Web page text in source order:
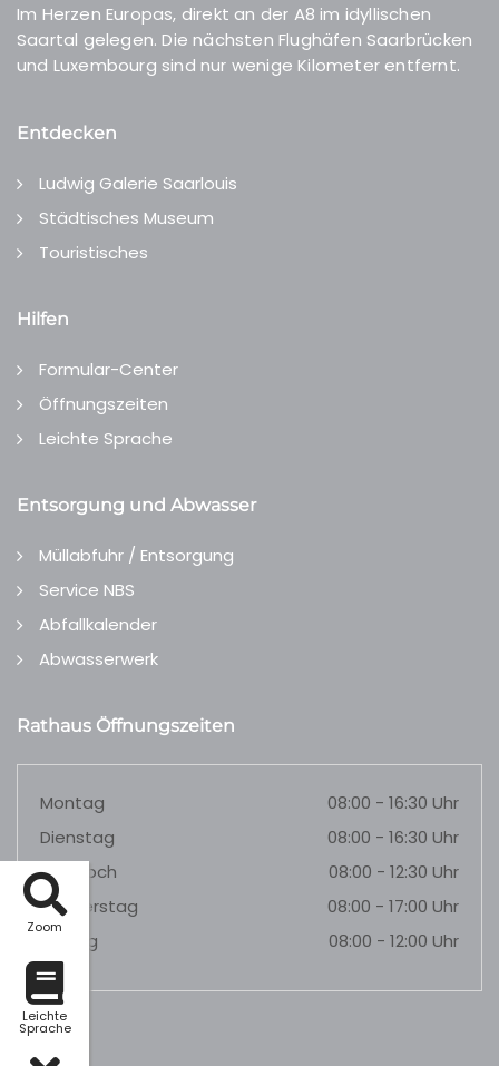
Zoom
Leichte
Sprache
Im Herzen Europas, direkt an der A8 im idyllischen
Saartal gelegen. Die nächsten Flughäfen Saarbrücken
und Luxembourg sind nur wenige Kilometer entfernt.
Entdecken
Ludwig Galerie Saarlouis
Städtisches Museum
Touristisches
Hilfen
Formular-Center
Öffnungszeiten
Leichte Sprache
Entsorgung und Abwasser
Müllabfuhr / Entsorgung
Service NBS
Abfallkalender
Abwasserwerk
Rathaus Öffnungszeiten
Montag
08:00 - 16:30 Uhr
Dienstag
08:00 - 16:30 Uhr
Mittwoch
08:00 - 12:30 Uhr
Donnerstag
08:00 - 17:00 Uhr
Freitag
08:00 - 12:00 Uhr